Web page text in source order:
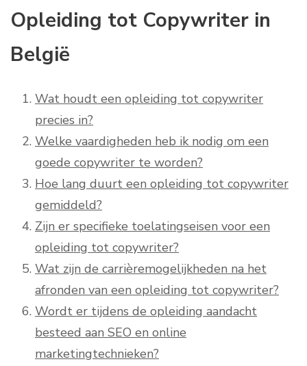
Opleiding tot Copywriter in
België
Wat houdt een opleiding tot copywriter
precies in?
Welke vaardigheden heb ik nodig om een
goede copywriter te worden?
Hoe lang duurt een opleiding tot copywriter
gemiddeld?
Zijn er specifieke toelatingseisen voor een
opleiding tot copywriter?
Wat zijn de carrièremogelijkheden na het
afronden van een opleiding tot copywriter?
Wordt er tijdens de opleiding aandacht
besteed aan SEO en online
marketingtechnieken?